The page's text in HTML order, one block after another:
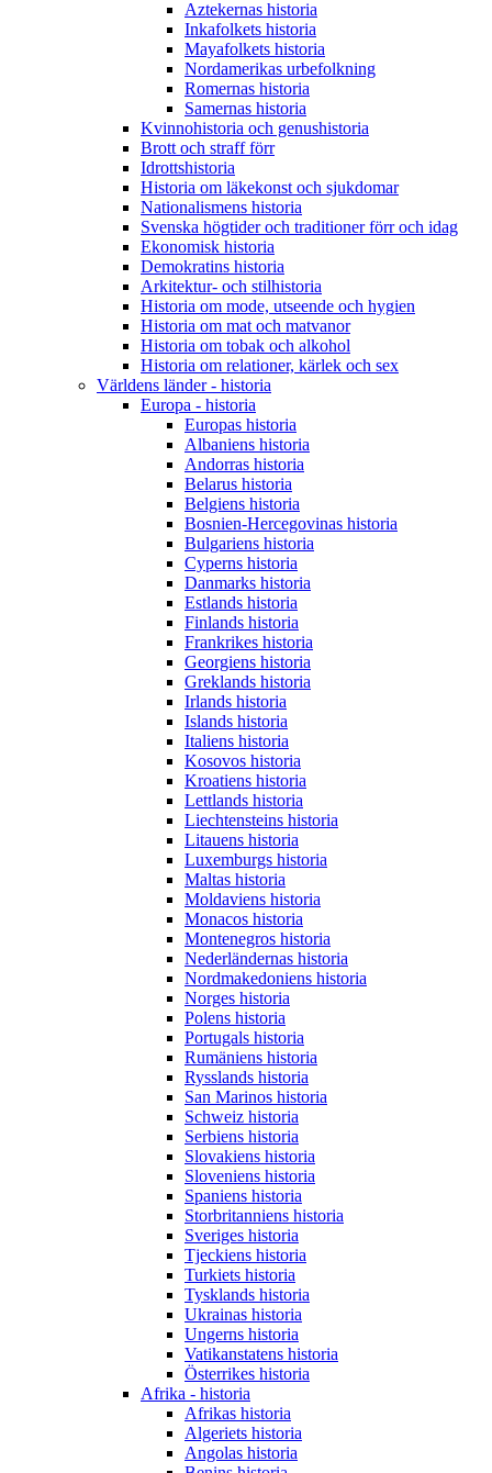
Aztekernas historia
Inkafolkets historia
Mayafolkets historia
Nordamerikas urbefolkning
Romernas historia
Samernas historia
Kvinnohistoria och genushistoria
Brott och straff förr
Idrottshistoria
Historia om läkekonst och sjukdomar
Nationalismens historia
Svenska högtider och traditioner förr och idag
Ekonomisk historia
Demokratins historia
Arkitektur- och stilhistoria
Historia om mode, utseende och hygien
Historia om mat och matvanor
Historia om tobak och alkohol
Historia om relationer, kärlek och sex
Världens länder - historia
Europa - historia
Europas historia
Albaniens historia
Andorras historia
Belarus historia
Belgiens historia
Bosnien-Hercegovinas historia
Bulgariens historia
Cyperns historia
Danmarks historia
Estlands historia
Finlands historia
Frankrikes historia
Georgiens historia
Greklands historia
Irlands historia
Islands historia
Italiens historia
Kosovos historia
Kroatiens historia
Lettlands historia
Liechtensteins historia
Litauens historia
Luxemburgs historia
Maltas historia
Moldaviens historia
Monacos historia
Montenegros historia
Nederländernas historia
Nordmakedoniens historia
Norges historia
Polens historia
Portugals historia
Rumäniens historia
Rysslands historia
San Marinos historia
Schweiz historia
Serbiens historia
Slovakiens historia
Sloveniens historia
Spaniens historia
Storbritanniens historia
Sveriges historia
Tjeckiens historia
Turkiets historia
Tysklands historia
Ukrainas historia
Ungerns historia
Vatikanstatens historia
Österrikes historia
Afrika - historia
Afrikas historia
Algeriets historia
Angolas historia